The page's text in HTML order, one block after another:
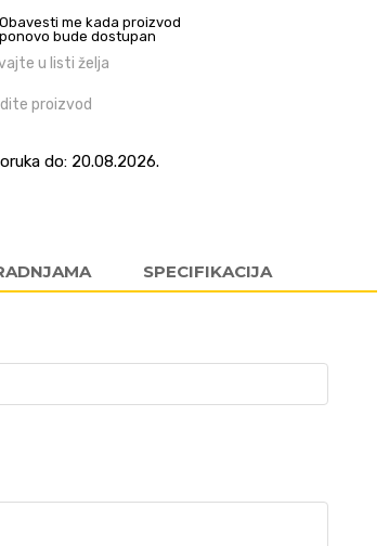
Obavesti me kada proizvod
ponovo bude dostupan
u listi želja
proizvod
do: 20.08.2026.
SPECIFIKACIJA